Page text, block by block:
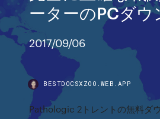
ーターのPCダウ
2017/09/06
BESTDOCSXZOO.WEB.APP
Pathologic 2トレントの無料ダ